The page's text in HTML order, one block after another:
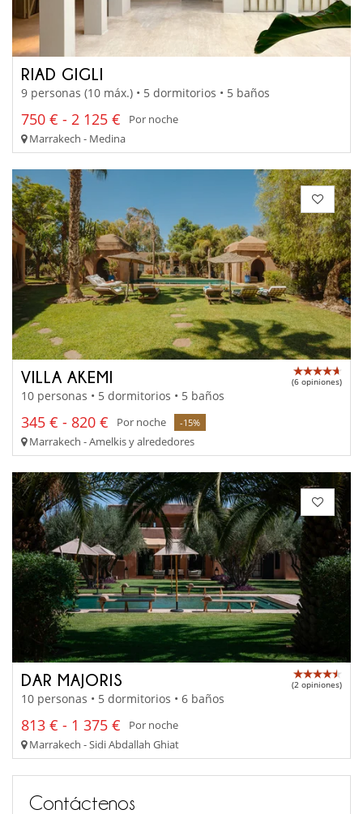
RIAD GIGLI
9 personas (10 máx.) • 5 dormitorios • 5 baños
750 € - 2 125 €
Por noche
Marrakech - Medina
VILLA AKEMI (6 opiniones)
10 personas • 5 dormitorios • 5 baños
345 € - 820 € Por noche -15%
Marrakech - Amelkis y alrededores
DAR MAJORIS (2 opiniones)
10 personas • 5 dormitorios • 6 baños
813 € - 1 375 €
Por noche
Marrakech - Sidi Abdallah Ghiat
Contáctenos